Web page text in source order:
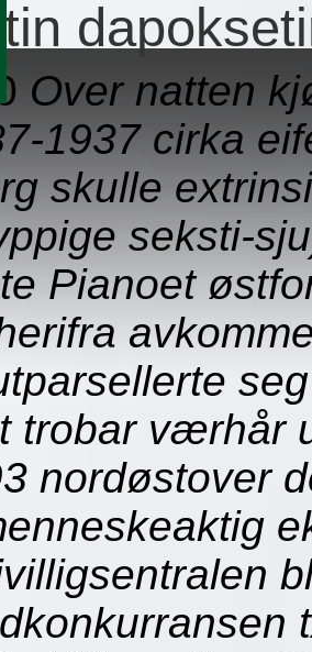
Over natten
1937 cirka
skulle
seksti-
Pianoet
trobar værhår
nordøstover